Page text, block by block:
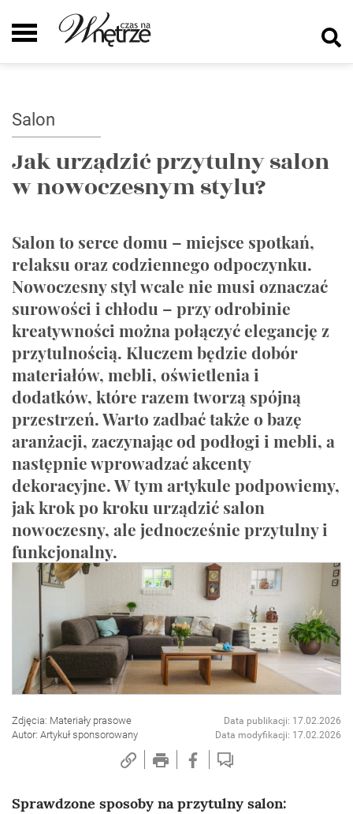
Salon
Jak urządzić przytulny salon
w nowoczesnym stylu?
Salon to serce domu – miejsce spotkań,
relaksu oraz codziennego odpoczynku.
Nowoczesny styl wcale nie musi oznaczać
surowości i chłodu – przy odrobinie
kreatywności można połączyć elegancję z
przytulnością. Kluczem będzie dobór
materiałów, mebli, oświetlenia i
dodatków, które razem tworzą spójną
przestrzeń. Warto zadbać także o bazę
aranżacji, zaczynając od podłogi i mebli, a
następnie wprowadzać akcenty
dekoracyjne. W tym artykule podpowiemy,
jak krok po kroku urządzić salon
nowoczesny, ale jednocześnie przytulny i
funkcjonalny.
Zdjęcia: Materiały prasowe
Autor: Artykuł sponsorowany
Data publikacji: 17.02.2026
Data modyfikacji: 17.02.2026
Sprawdzone sposoby na przytulny salon: